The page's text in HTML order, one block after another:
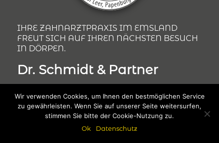
IHRE ZAHNARZTPRAXIS IM EMSLAND
FREUT SICH AUF IHREN NÄCHSTEN BESUCH
IN DÖRPEN.
Dr. Schmidt & Partner
Hauptstraße 52, 26892 Dörpen
Telefon (04963) 797
Wir verwenden Cookies, um Ihnen den bestmöglichen Service
zu gewährleisten. Wenn Sie auf unserer Seite weitersurfen,
stimmen Sie bitte der Cookie-Nutzung zu.
Ok
Datenschutz